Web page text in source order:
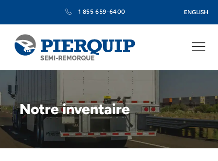
1 855 659-6400 ENGLISH
Notre inventaire